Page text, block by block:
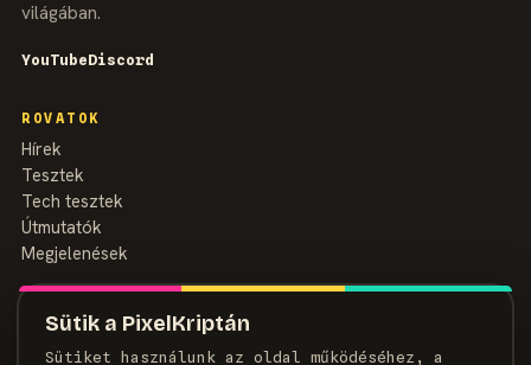
Sütik a PixelKriptán
Sütiket használunk az oldal működéséhez, a
világában.
YouTubeDiscord
ROVATOK
Hírek
Tesztek
Tech tesztek
Útmutatók
Megjelenések
MAGAZIN